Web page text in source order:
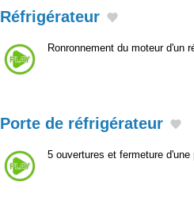
Réfrigérateur
Ronronnement du moteur d'un
Porte de réfrigérateur
5 ouvertures et fermeture d'une